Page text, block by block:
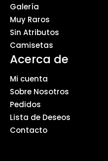
Galería
Muy Raros
Sin Atributos
Camisetas
Acerca de
Mi cuenta
Sobre Nosotros
Pedidos
Lista de Deseos
Contacto